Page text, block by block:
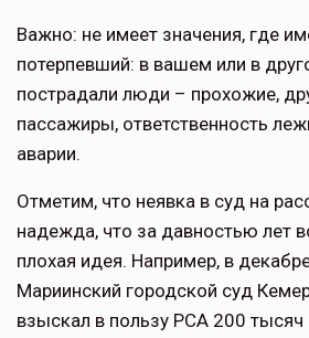
Важно: не имеет значения, где
потерпевший: в вашем или в
пострадали люди – прохожие,
пассажиры, ответственность
аварии.
Отметим, что неявка в суд на
надежда, что за давностью лет
плохая идея. Например, в
Мариинский городской суд
взыскал в пользу РСА 200 тысяч